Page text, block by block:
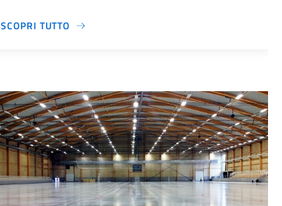
SCOPRI TUTTO